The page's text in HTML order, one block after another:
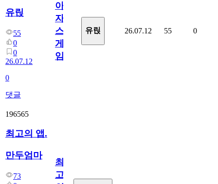
유릱
55
0
0
26.07.12
0
댓글
아
자
스
게
임?
유릱 26.07.12 55 0
196565
최고의 앱.
만두엄마
73
최
고